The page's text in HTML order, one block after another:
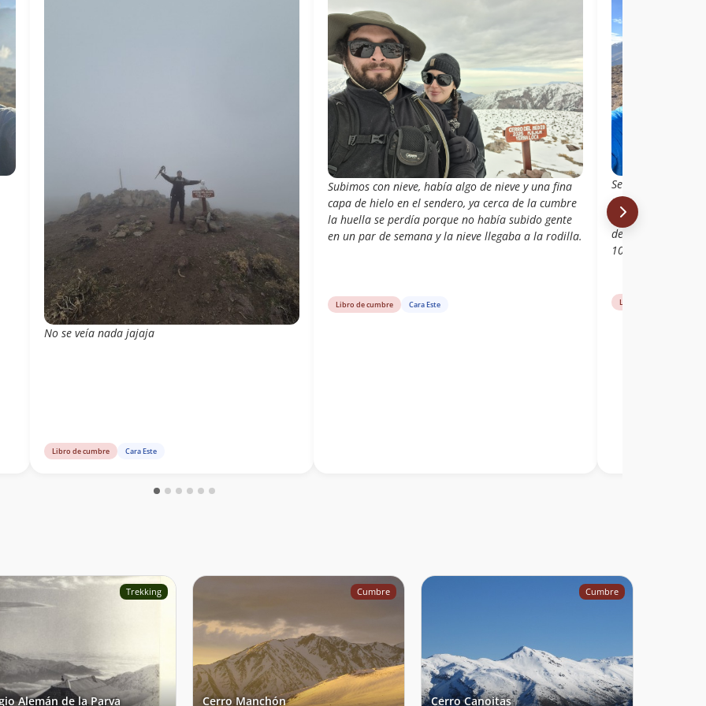
No se veía nada jajaja
Libro de cumbre Cara Este
Subimos con nieve, había algo de nieve y una fina
capa de hielo en el sendero, ya cerca de la cumbre
la huella se perdía porque no había subido gente
en un par de semana y la nieve llegaba a la rodilla.
Libro de cumbre Cara Este
Sendero sin
cumbre estos días
ascenso Sendero
desde la cumbre
100% el ascenso
Libro de cumbre
Trekking
Alemán de la Parva
Cumbre
Cerro Manchón
Cumbre
Cerro Canoitas